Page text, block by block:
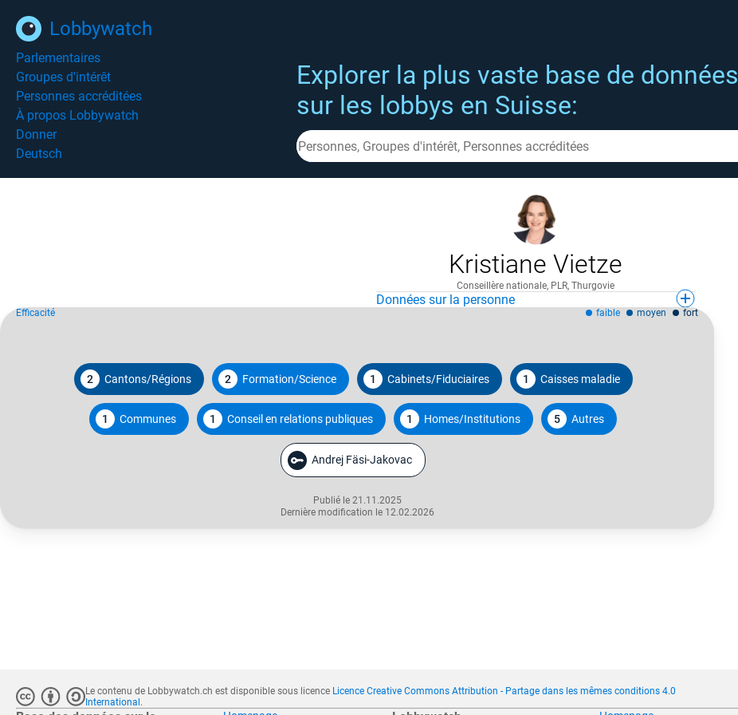
Lobbywatch
Parlementaires
Groupes d'intérêt
Personnes accréditées
À propos Lobbywatch
Donner
Deutsch
Explorer la plus vaste base de données
sur les lobbys en Suisse:
Kristiane Vietze
Conseillère nationale, PLR, Thurgovie
Données sur la personne
2 Cantons/Régions 2 Formation/Science 1 Cabinets/Fiduciaires 1 Caisses maladie
1 Communes 1 Conseil en relations publiques 1 Homes/Institutions 5 Autres
Andrej Fäsi-Jakovac
Publié le 21.11.2025
Dernière modification le 12.02.2026
Efficacité faible moyen fort
Le contenu de Lobbywatch.ch est disponible sous licence Licence Creative Commons Attribution - Partage dans les mêmes conditions 4.0
International .